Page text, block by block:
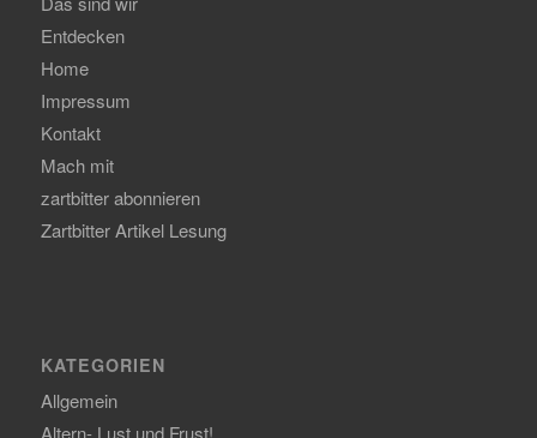
Entdecken
Home
Impressum
Kontakt
Mach mit
zartbitter abonnieren
Zartbitter Artikel Lesung
KATEGORIEN
Allgemein
Altern- Lust und Frust!